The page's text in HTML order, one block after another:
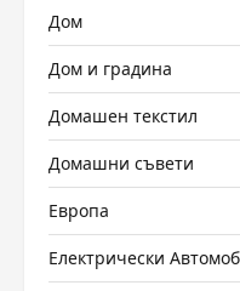
Дом
Дом и градина
Домашен текстил
Домашни съвети
Европа
Електрически